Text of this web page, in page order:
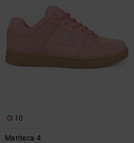
10
Manteca 4